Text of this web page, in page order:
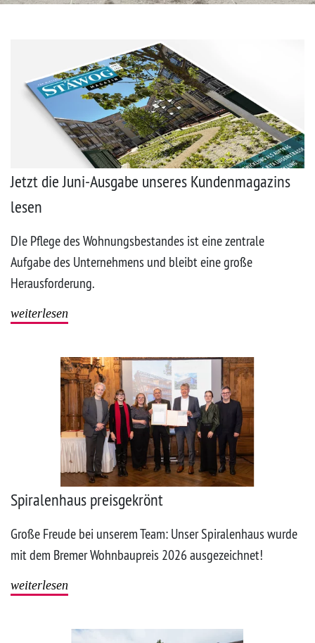
Jetzt die Juni-Ausgabe unseres Kundenmagazins
lesen
DIe Pflege des Wohnungsbestandes ist eine zentrale
Aufgabe des Unternehmens und bleibt eine große
Herausforderung.
weiterlesen
Spiralenhaus preisgekrönt
Große Freude bei unserem Team: Unser Spiralenhaus wurde
mit dem Bremer Wohnbaupreis 2026 ausgezeichnet!
weiterlesen